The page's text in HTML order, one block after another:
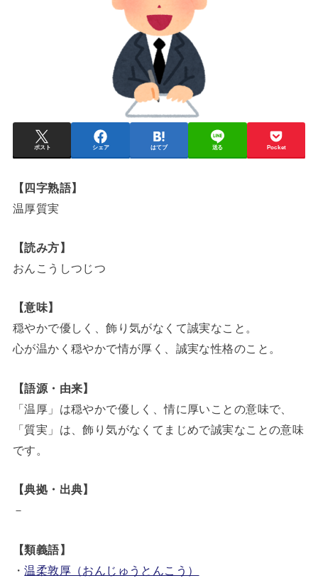
ポスト シェア はてブ 送る Pocket
【四字熟語】
温厚質実
【読み方】
おんこうしつじつ
【意味】
穏やかで優しく、飾り気がなくて誠実なこと。
心が温かく穏やかで情が厚く、誠実な性格のこと。
【語源・由来】
「温厚」は穏やかで優しく、情に厚いことの意味で、
「質実」は、飾り気がなくてまじめで誠実なことの意味
です。
【典拠・出典】
－
【類義語】
・温柔敦厚（おんじゅうとんこう）